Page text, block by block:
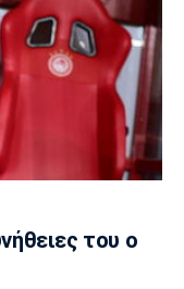
στον Ζοφρέ
ο
και οτου ο